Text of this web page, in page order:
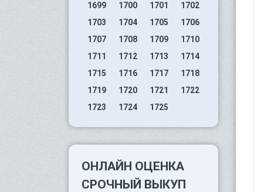
1699 1700 1701
1702
1703
1704 1705
1706
1707
1708 1709
1710
1711
1712 1713
1714
1715
1716 1717
1718
1719
1720 1721
1722
1723
1724 1725
ОНЛАЙН ОЦЕНКА
СРОЧНЫЙ ВЫКУП